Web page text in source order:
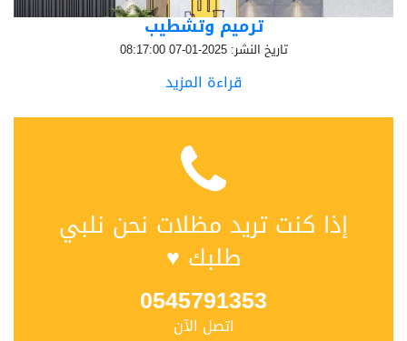
ترميم وتشطيب
تاريخ النشر: 2025-01-07 08:17:00
قراءة المزيد
إذا كنت تريد مظلات نحن نلبي
طلبك ♥
0545791353
اتصل الآن